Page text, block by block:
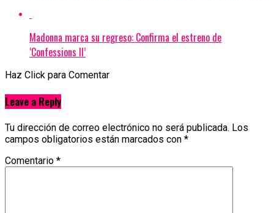
Madonna marca su regreso: Confirma el estreno de
‘Confessions II’
Haz Click para Comentar
Leave a Reply
Tu dirección de correo electrónico no será publicada. Los
campos obligatorios están marcados con *
Comentario *